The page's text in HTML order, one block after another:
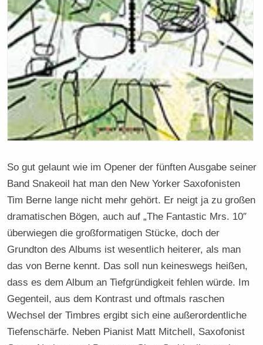
So gut gelaunt wie im Opener der fünften Ausgabe seiner
Band Snakeoil hat man den New Yorker Saxofonisten
Tim Berne lange nicht mehr gehört. Er neigt ja zu großen
dramatischen Bögen, auch auf „The Fantastic Mrs. 10″
überwiegen die großformatigen Stücke, doch der
Grundton des Albums ist wesentlich heiterer, als man
das von Berne kennt. Das soll nun keineswegs heißen,
dass es dem Album an Tiefgründigkeit fehlen würde. Im
Gegenteil, aus dem Kontrast und oftmals raschen
Wechsel der Timbres ergibt sich eine außerordentliche
Tiefenschärfe. Neben Pianist Matt Mitchell, Saxofonist